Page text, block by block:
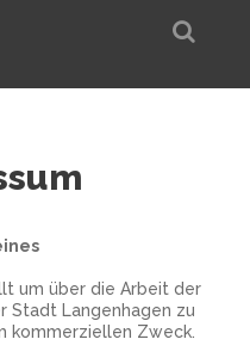
um über die Arbeit der
Stadt Langenhagen zu
kommerziellen Zweck.